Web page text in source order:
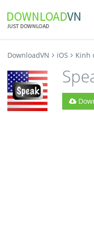
DownloadVN iOS Kinh